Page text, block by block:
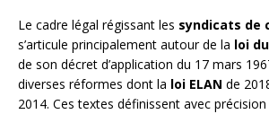
Le cadre légal régissant les syndicats de
s’articule principalement autour de la loi
de son décret d’application du 17 mars
diverses réformes dont la loi ELAN de
2014. Ces textes définissent avec